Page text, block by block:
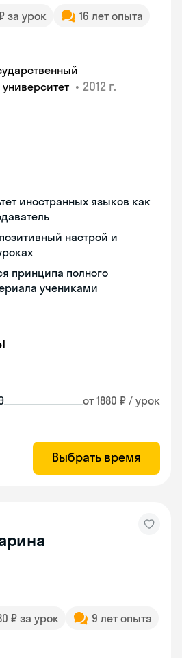
за урок
16 лет опыта
• 2012 г.
иностранных языков как
настрой и
принципа полного
учениками
от 1880 ₽ / урок
Выбрать время
₽ за урок
9 лет опыта